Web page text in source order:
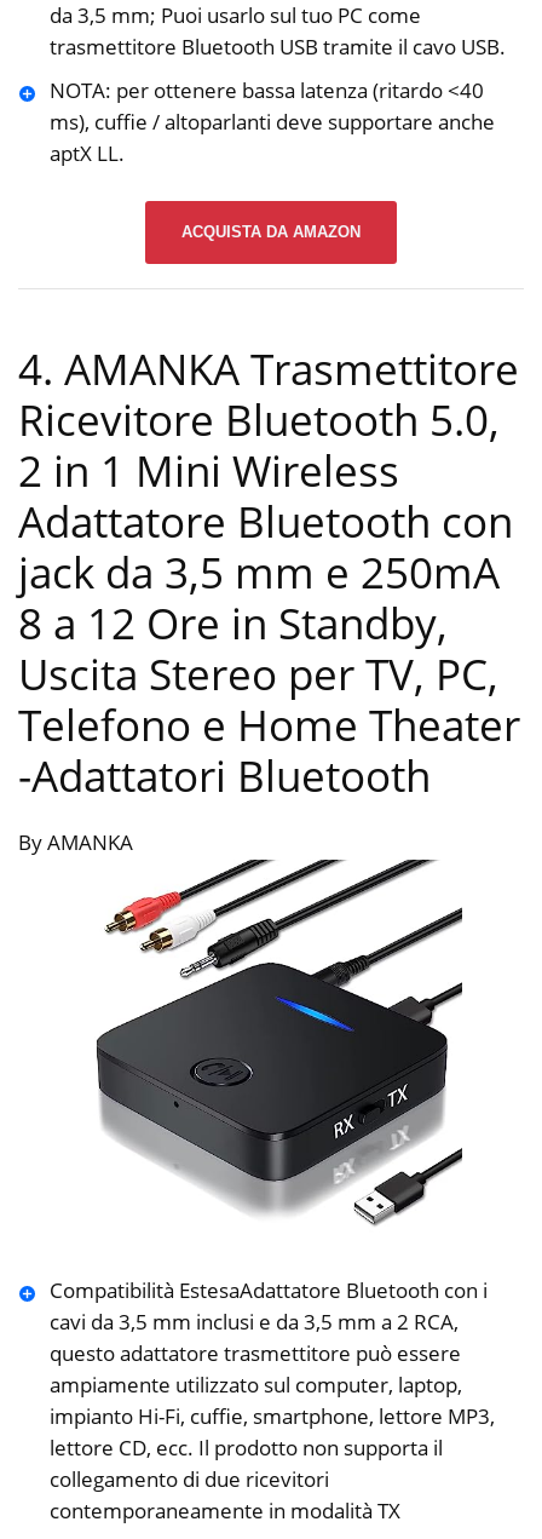
da 3,5 mm; Puoi usarlo sul tuo PC come
trasmettitore Bluetooth USB tramite il cavo USB.
NOTA: per ottenere bassa latenza (ritardo <40
ms), cuffie / altoparlanti deve supportare anche
aptX LL.
ACQUISTA DA AMAZON
4. AMANKA Trasmettitore
Ricevitore Bluetooth 5.0,
2 in 1 Mini Wireless
Adattatore Bluetooth con
jack da 3,5 mm e 250mA
8 a 12 Ore in Standby,
Uscita Stereo per TV, PC,
Telefono e Home Theater
-Adattatori Bluetooth
By AMANKA
Compatibilità EstesaAdattatore Bluetooth con i
cavi da 3,5 mm inclusi e da 3,5 mm a 2 RCA,
questo adattatore trasmettitore può essere
ampiamente utilizzato sul computer, laptop,
impianto Hi-Fi, cuffie, smartphone, lettore MP3,
lettore CD, ecc. Il prodotto non supporta il
collegamento di due ricevitori
contemporaneamente in modalità TX